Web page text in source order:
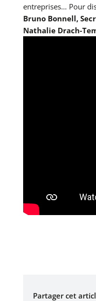
entreprises… Pour
Bruno Bonnell,
Nathalie Drach-
Partager cet